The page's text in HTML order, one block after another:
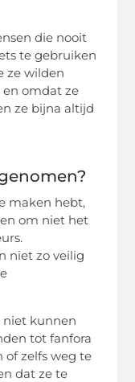
die nooit
te gebruiken
ze wilden
en omdat ze
ze bijna altijd
maken hebt,
om niet het
niet zo veilig
niet kunnen
tot fanfora
of zelfs weg te
dat ze te